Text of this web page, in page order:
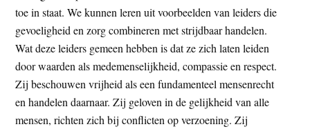
toe in staat. We kunnen leren uit voorbeelden van leiders die
gevoeligheid en zorg combineren met strijdbaar handelen.
Wat deze leiders gemeen hebben is dat ze zich laten leiden
door waarden als medemenselijkheid, compassie en respect.
Zij beschouwen vrijheid als een fundamenteel mensenrecht
en handelen daarnaar. Zij geloven in de gelijkheid van alle
mensen, richten zich bij conflicten op verzoening. Zij